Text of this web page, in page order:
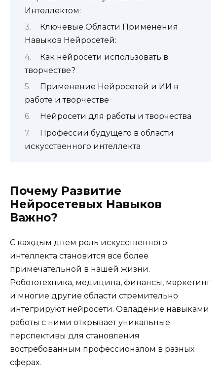
Интеллектом:
Ключевые Области Применения
Навыков Нейросетей:
Как нейросети использовать в
творчестве?
Применение Нейросетей и ИИ в
работе и творчестве
Нейросети для работы и творчества
Профессии будущего в области
искусственного интеллекта
Почему Развитие
Нейросетевых Навыков
Важно?
С каждым днем роль искусственного
интеллекта становится все более
примечательной в нашей жизни.
Робототехника, медицина, финансы, маркетинг
и многие другие области стремительно
интегрируют нейросети. Овладение навыками
работы с ними открывает уникальные
перспективы для становления
востребованным профессионалом в разных
сферах.